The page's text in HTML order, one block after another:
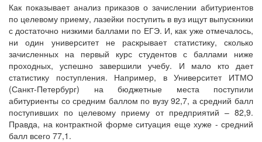
Как показывает анализ приказов о зачислении абитуриентов
по целевому приему, лазейки поступить в вуз ищут выпускники
с достаточно низкими баллами по ЕГЭ. И, как уже отмечалось,
ни один университет не раскрывает статистику, сколько
зачисленных на первый курс студентов с баллами ниже
проходных, успешно завершили учебу. И мало кто дает
статистику поступления. Например, в Университет ИТМО
(Санкт-Петербург) на бюджетные места поступили
абитуриенты со средним баллом по вузу 92,7, а средний балл
поступивших по целевому приему от предприятий – 82,9.
Правда, на контрактной форме ситуация еще хуже - средний
балл всего 77,1.